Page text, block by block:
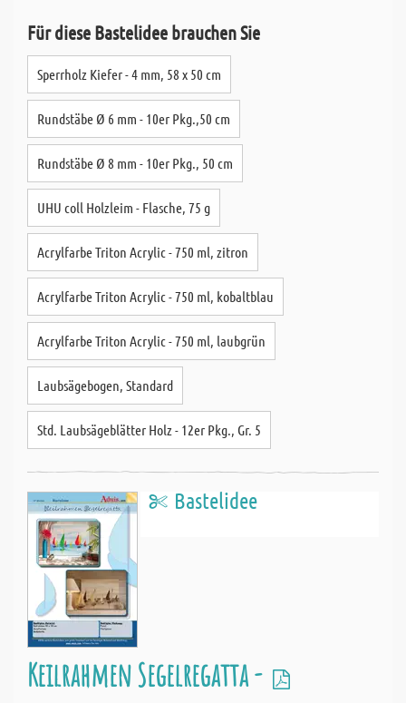
Für diese Bastelidee brauchen Sie
Sperrholz Kiefer - 4 mm, 58 x 50 cm
Rundstäbe Ø 6 mm - 10er Pkg.,50 cm
Rundstäbe Ø 8 mm - 10er Pkg., 50 cm
UHU coll Holzleim - Flasche, 75 g
Acrylfarbe Triton Acrylic - 750 ml, zitron
Acrylfarbe Triton Acrylic - 750 ml, kobaltblau
Acrylfarbe Triton Acrylic - 750 ml, laubgrün
Laubsägebogen, Standard
Std. Laubsägeblätter Holz - 12er Pkg., Gr. 5
Bastelidee
Keilrahmen Segelregatta -